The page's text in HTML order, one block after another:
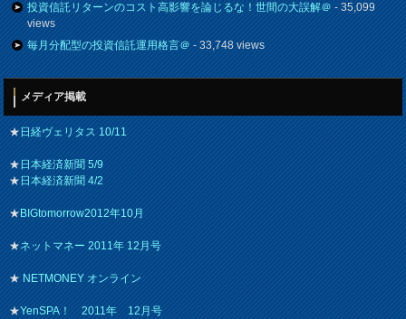
投資信託リターンのコスト高影響を論じるな！世間の大誤解＠- 35,099
views
毎月分配型の投資信託運用格言＠- 33,748 views
メディア掲載
★日経ヴェリタス 10/11
★日本経済新聞 5/9
★日本経済新聞 4/2
★BIGtomorrow2012年10月
★ネットマネー 2011年 12月号
★NETMONEY オンライン
★YenSPA！ 2011年 12月号